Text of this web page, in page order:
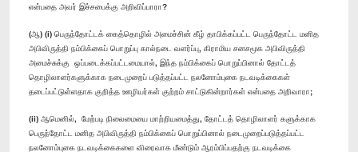
என்பதை அவர் இச்சபைக்கு அறிவிப்பாரா?
(ஆ) (i) பெருந்தோட்டக் கைத்தொழில் அமைச்சின் கீழ் தாபிக்கப்பட்ட பெருந்தோட்ட மனித
அபிவிருத்தி நம்பிக்கைப் பொறுப்பு கால்நடை வளர்ப்பு, கிராமிய சனசமூக அபிவிருத்தி
அமைச்சுக்கு ஒப்படைக்கப்பட்டமையால், இந்த நம்பிக்கைப் பொறுப்பினால் தோட்டத்
தொழிலாளர்களுக்காக நடைமுறைப் படுத்தப்பட்ட நலனோம்புகை நடவடிக்கைகள்
தடைப்பட்டுள்ளதாக குறித்த ஊழியர்கள் குற்றம் சாட்டுகின்றார்கள் என்பதை அறிவாரா;
(ii) ஆமெனில், மேற்படி நிலைமையை மாற்றியமைத்து, தோட்டத் தொழிலாளர் களுக்காக
பெருந்தோட்ட மனித அபிவிருத்தி நம்பிக்கைப் பொறுப்பினால் நடைமுறைப்படுத்தப்பட்ட
நலனோம்புகை நடவடிக்கைகளை விரைவாக மீண்டும் ஆரம்பிப்பதற்கு நடவடிக்கை